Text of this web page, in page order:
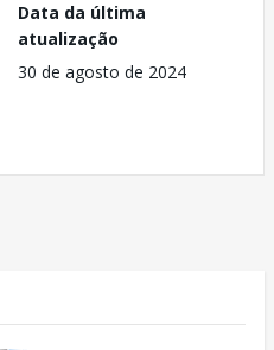
Data da última
atualização
30 de agosto de 2024